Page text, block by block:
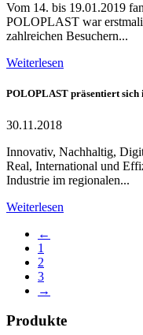
Vom 14. bis 19.01.2019
POLOPLAST war
zahlreichen Besuchern...
Weiterlesen
POLOPLAST präsentiert
30.11.2018
Innovativ, Nachhaltig,
Real, International und
Industrie im regionalen...
Weiterlesen
←
1
2
3
→
Produkte